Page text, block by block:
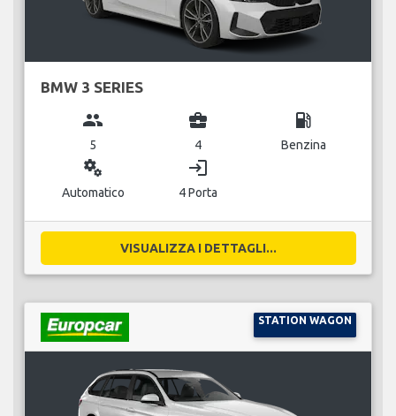
BMW 3 SERIES
group
5
business_center
4
local_gas_station
Benzina
miscellaneous_services
Automatico
login
4 Porta
VISUALIZZA I DETTAGLI...
STATION WAGON